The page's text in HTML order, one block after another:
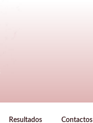
Resultados Contactos